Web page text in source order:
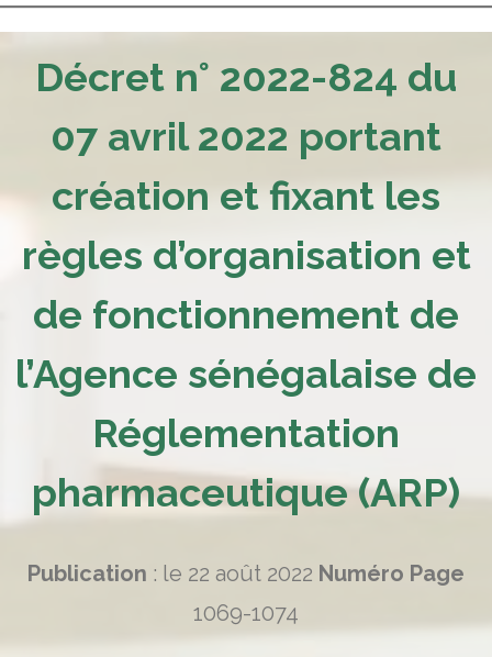
Décret n° 2022-824 du
07 avril 2022 portant
création et fixant les
règles d’organisation et
de fonctionnement de
l’Agence sénégalaise de
Réglementation
pharmaceutique (ARP)
Publication : le 22 août 2022 Numéro Page
1069-1074